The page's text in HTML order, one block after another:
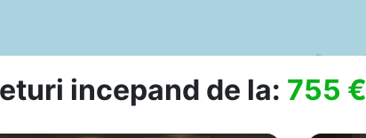
incepand de la: 755 €